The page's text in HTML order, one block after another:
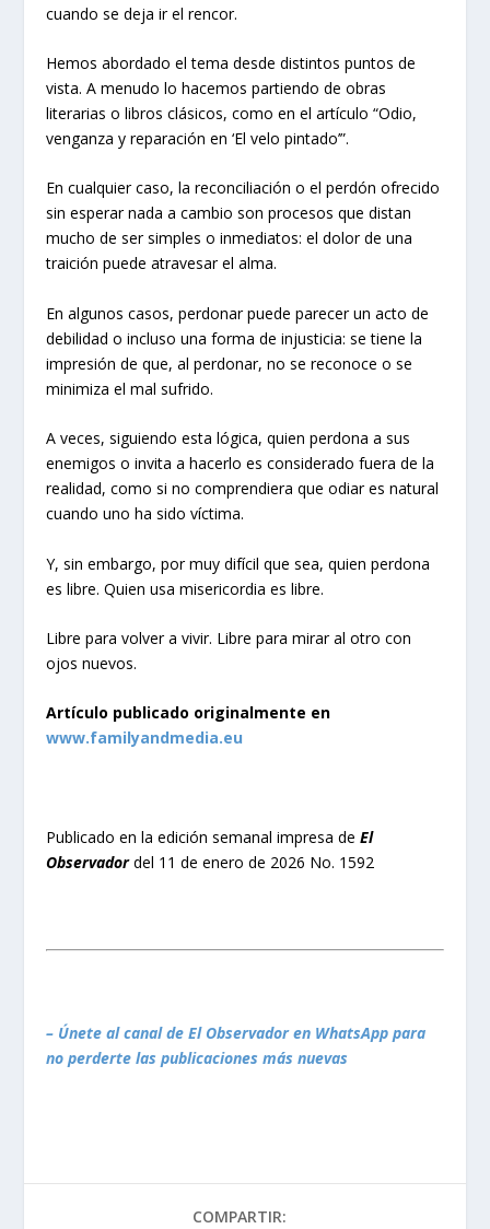
cuando se deja ir el rencor.
Hemos abordado el tema desde distintos puntos de
vista. A menudo lo hacemos partiendo de obras
literarias o libros clásicos, como en el artículo “Odio,
venganza y reparación en ‘El velo pintado’”.
En cualquier caso, la reconciliación o el perdón ofrecido
sin esperar nada a cambio son procesos que distan
mucho de ser simples o inmediatos: el dolor de una
traición puede atravesar el alma.
En algunos casos, perdonar puede parecer un acto de
debilidad o incluso una forma de injusticia: se tiene la
impresión de que, al perdonar, no se reconoce o se
minimiza el mal sufrido.
A veces, siguiendo esta lógica, quien perdona a sus
enemigos o invita a hacerlo es considerado fuera de la
realidad, como si no comprendiera que odiar es natural
cuando uno ha sido víctima.
Y, sin embargo, por muy difícil que sea, quien perdona
es libre. Quien usa misericordia es libre.
Libre para volver a vivir. Libre para mirar al otro con
ojos nuevos.
Artículo publicado originalmente en
www.familyandmedia.eu
Publicado en la edición semanal impresa deEl
Observadordel 11 de enero de 2026 No. 1592
– Únete al canal de El Observador en WhatsApp para
no perderte las publicaciones más nuevas
COMPARTIR: